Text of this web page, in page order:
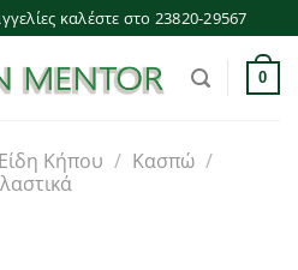
καλέστε στο 23820-29567
0
Είδη Κήπου / Κασπώ /